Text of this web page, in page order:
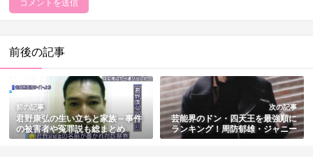
前後の記事
前の記事
君野康弘の生い立ちと家族～事件
の被害者や冤罪説も総まとめ
次の記事
芸能界のドン・四天王を最強順に
ランキング！周防郁雄・ジャニー
喜多川・田邊昭知・古賀誠一